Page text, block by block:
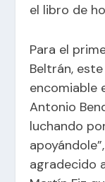
el libro de
Para el
Beltrán,
encomiable
Antonio
luchando
agradecido